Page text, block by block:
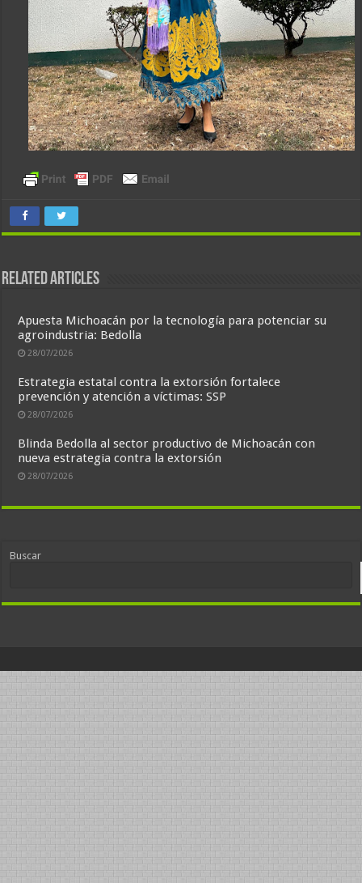
Related Articles
Apuesta Michoacán por la tecnología para potenciar su
agroindustria: Bedolla
28/07/2026
Estrategia estatal contra la extorsión fortalece
prevención y atención a víctimas: SSP
28/07/2026
Blinda Bedolla al sector productivo de Michoacán con
nueva estrategia contra la extorsión
28/07/2026
Buscar